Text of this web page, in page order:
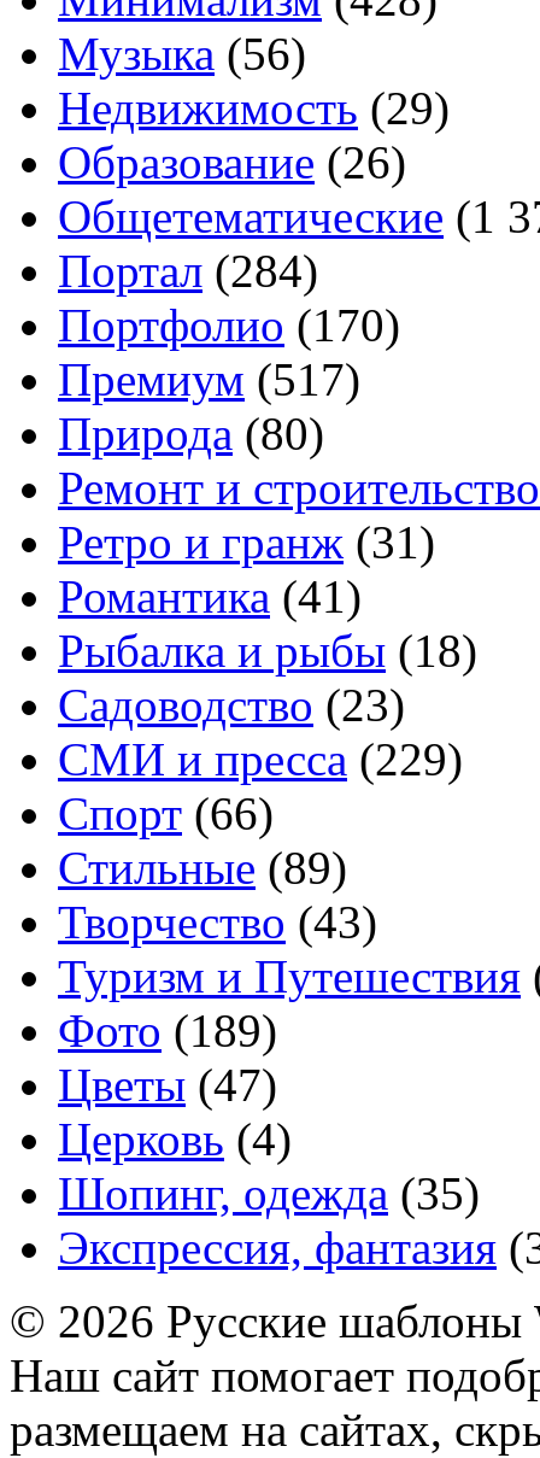
Музыка (56)
Недвижимость (29)
Образование (26)
Общетематические (1
Портал (284)
Портфолио (170)
Премиум (517)
Природа (80)
Ремонт и строительство
Ретро и гранж (31)
Романтика (41)
Рыбалка и рыбы (18)
Садоводство (23)
СМИ и пресса (229)
Спорт (66)
Стильные (89)
Творчество (43)
Туризм и Путешествия
Фото (189)
Цветы (47)
Церковь (4)
Шопинг, одежда (35)
Экспрессия, фантазия
© 2026 Русские шаблоны
Наш сайт помогает
размещаем на сайтах,